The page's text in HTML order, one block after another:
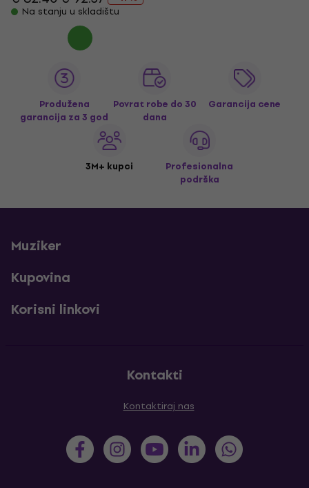
Na stanju u skladištu
Produžena
garancija za 3 god
Povrat robe do 30
dana
Garancija cene
3M+ kupci
Profesionalna
podrška
Muziker
Kupovina
Korisni linkovi
Kontakti
Kontaktiraj nas